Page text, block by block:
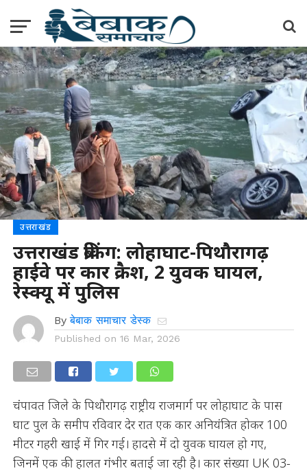
उत्तराखंड
उत्तराखंड ब्रेकिंग: लोहाघाट-पिथौरागढ़
हाईवे पर कार क्रैश, 2 युवक घायल,
रेस्क्यू में पुलिस
By बेबाक समाचार डेस्क
Published on 16 Mar, 2026
चंपावत जिले के पिथौरागढ़ राष्ट्रीय राजमार्ग पर लोहाघाट के पास
घाट पुल के समीप रविवार देर रात एक कार अनियंत्रित होकर 100
मीटर गहरी खाई में गिर गई। हादसे में दो युवक घायल हो गए,
जिनमें एक की हालत गंभीर बताई जा रही है। कार संख्या UK 03-